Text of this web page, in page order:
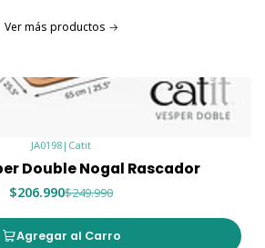
Ver más productos
JA0198 | Catit
Double Nogal Rascador
$206.990$249.990
Agregar al Carro